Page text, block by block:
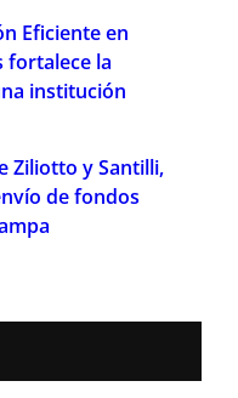
Eficiente en
fortalece la
institución
Ziliotto y Santilli,
de fondos